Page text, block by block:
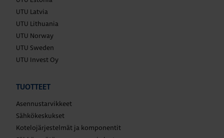
UTU Latvia
UTU Lithuania
UTU Norway
UTU Sweden
UTU Invest Oy
TUOTTEET
Asennustarvikkeet
Sähkökeskukset
Kotelojärjestelmät ja komponentit